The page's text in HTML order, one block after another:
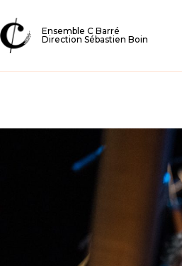
Ensemble C Barré
Direction Sébastien Boin